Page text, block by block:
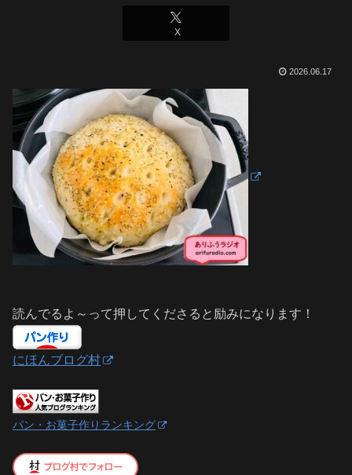
X
2026.06.17
読んでるよ～って押してくださると励みになります！
にほんブログ村
パン・お菓子作りランキング